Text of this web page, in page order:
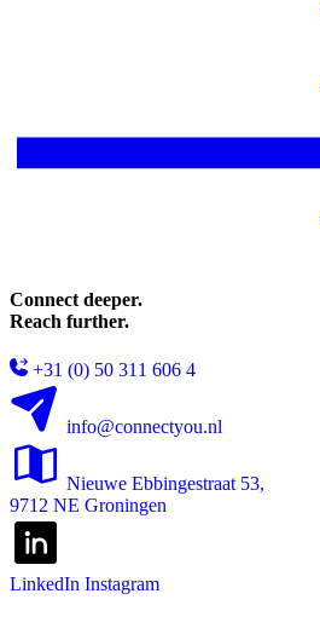
Connect deeper.
Reach further.
+31 (0) 50 311 606 4
info@connectyou.nl
Nieuwe Ebbingestraat 53,
9712 NE Groningen
LinkedIn Instagram